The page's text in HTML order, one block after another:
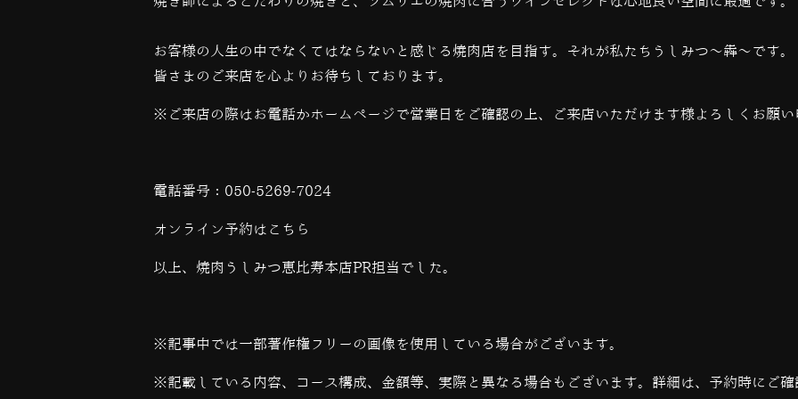
お客様の人生の中でなくてはならないと感じる焼肉店を目指す。それが私たちうしみつ～犇～です。
皆さまのご来店を心よりお待ちしております。
※ご来店の際はお電話かホームページで営業日をご確認の上、ご来店いただけます様よろしくお願い
電話番号： 050-5269-7024
オンライン予約は こちら
以上、焼肉うしみつ恵比寿本店PR担当でした。
※記事中では一部著作権フリーの画像を使用している場合がございます。
※記載している内容、コース構成、金額等、実際と異なる場合もございます。詳細は、予約時にご確